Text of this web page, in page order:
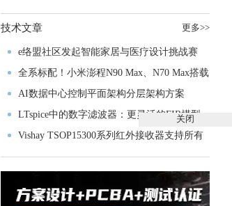
源，赋能高端装备制造
技术文章 更多>>
e络盟社区发起智能家居与医疗设计挑战赛
全系标配！小米澎程N90 Max、N70 Max搭载
禾赛激光雷达正式亮相
AI数据中心控制平面架构分层架构方案
LTspice中的数字滤波器：更灵活的FIR模型
Vishay TSOP15300系列红外接收器支持所有
主流遥控代码
关闭